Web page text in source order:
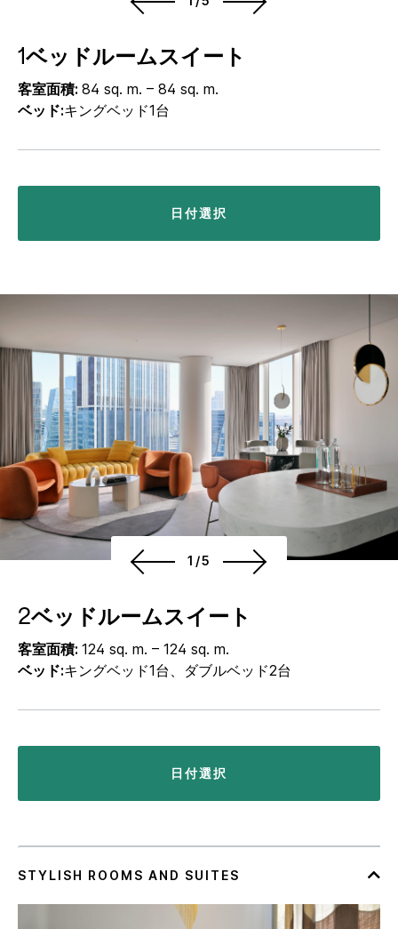
1ベッドルームスイート
客室面積: 84 sq. m. – 84 sq. m.
ベッド:キングベッド1台
日付選択
1/5
2ベッドルームスイート
客室面積: 124 sq. m. – 124 sq. m.
ベッド:キングベッド1台、ダブルベッド2台
日付選択